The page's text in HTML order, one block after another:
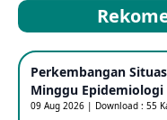
Mpox Clade 1b
25
Perkembangan
Minggu Epidemiologi
09 Aug 2026 | Download : 55